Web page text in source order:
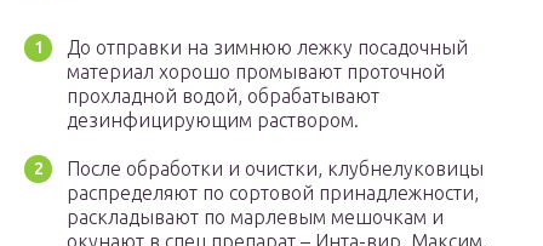
До отправки на зимнюю лежку посадочный
материал хорошо промывают проточной
прохладной водой, обрабатывают
дезинфицирующим раствором.
После обработки и очистки, клубнелуковицы
распределяют по сортовой принадлежности,
раскладывают по марлевым мешочкам и
окунают в спец препарат – Инта-вир, Максим,